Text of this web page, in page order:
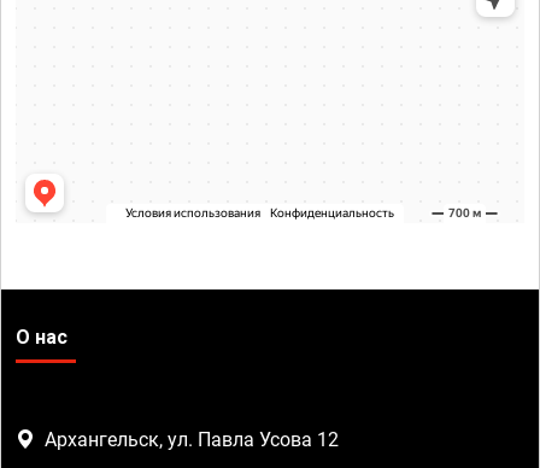
О нас
Архангельск, ул. Павла Усова 12